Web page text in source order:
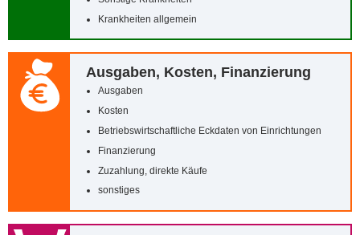
Krankheiten allgemein
Ausgaben, Kosten, Finanzierung
Ausgaben
Kosten
Betriebswirtschaftliche Eckdaten von Einrichtungen
Finanzierung
Zuzahlung, direkte Käufe
sonstiges